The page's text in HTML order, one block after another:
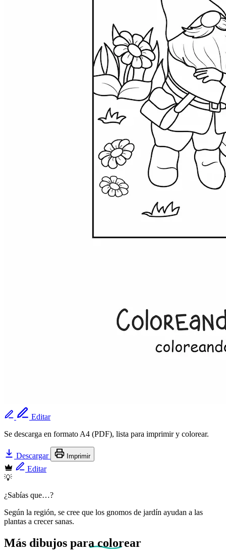
Editar
Se descarga en formato A4 (PDF), lista para imprimir y colorear.
Descargar Imprimir
Editar
💡
¿Sabías que…?
Según la región, se cree que los gnomos de jardín ayudan a las
plantas a crecer sanas.
Más dibujos para colorear